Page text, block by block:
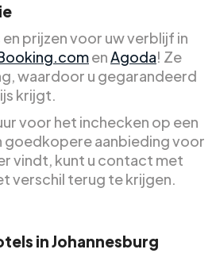
prijzen voor uw verblijf in
enAgoda! Ze
waardoor u gegarandeerd
krijgt.
voor het inchecken op een
goedkopere aanbieding voor
vindt, kunt u contact met
verschil terug te krijgen.
in Johannesburg